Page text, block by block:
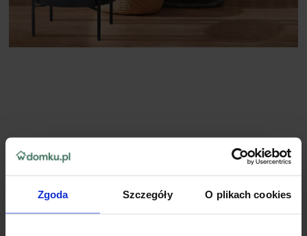
Zgoda Szczegóły O plikach cookies